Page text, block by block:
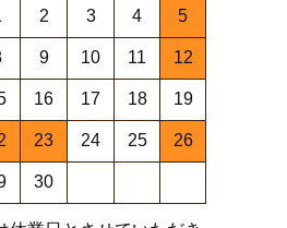
2 3 4 5
9 10 11 12
16 17 18 19
23 24 25 26
30